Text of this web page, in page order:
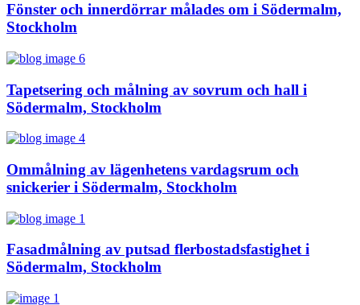
Fönster och innerdörrar målades om i Södermalm,
Stockholm
Tapetsering och målning av sovrum och hall i
Södermalm, Stockholm
Ommålning av lägenhetens vardagsrum och
snickerier i Södermalm, Stockholm
Fasadmålning av putsad flerbostadsfastighet i
Södermalm, Stockholm